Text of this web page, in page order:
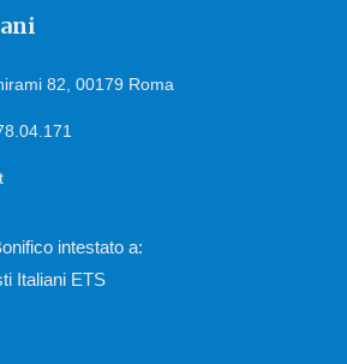
82, 00179 Roma
intestato a:
Italiani ETS